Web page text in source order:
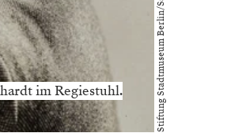
im Regiestuhl.